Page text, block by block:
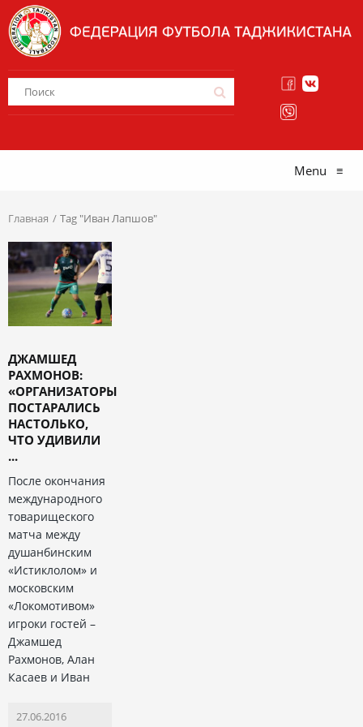
Menu ≡
Главная Tag "Иван Лапшов"
ДЖАМШЕД
РАХМОНОВ:
«ОРГАНИЗАТОРЫ
ПОСТАРАЛИСЬ
НАСТОЛЬКО,
ЧТО УДИВИЛИ
...
После окончания
международного
товарищеского
матча между
душанбинским
«Истиклолом» и
московским
«Локомотивом»
игроки гостей –
Джамшед
Рахмонов, Алан
Касаев и Иван
27.06.2016